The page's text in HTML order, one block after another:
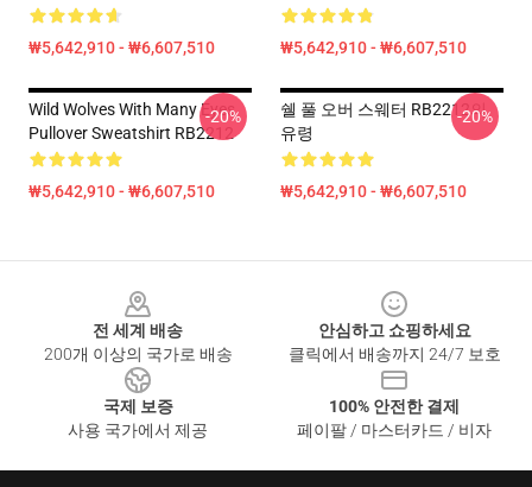
₩5,642,910 - ₩6,607,510 ₩5,642,910 - ₩6,607,510
Wild Wolves With Many Eyes
Pullover Sweatshirt RB2212
₩5,642,910 - ₩6,607,510
-20%
쉘 풀 오버 스웨터 RB2212의
유령
₩5,642,910 - ₩6,607,510
-20%
전 세계 배송
200개 이상의 국가로 배송
안심하고 쇼핑하세요
클릭에서 배송까지 24/7 보호
국제 보증
사용 국가에서 제공
100% 안전한 결제
페이팔 / 마스터카드 / 비자